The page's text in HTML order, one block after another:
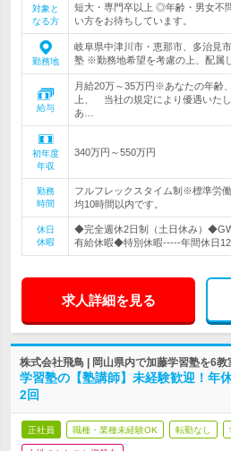
対象と
なる方
短大・専門卒以上 ◎年齢・男女不
い方をお待ちしています。
勤務地
岐阜県中津川市・恵那市、多治見
塾 ※勤務地希望を考慮の上、配属
給与
月給20万～35万円※あなたの年齢
上、 当社の規定により優遇いた
あ…
初年度
年収
340万円～550万円
勤務
時間
フルフレックスタイム制※標準労
均10時間以内です。
休日
休暇
◆完全週休2日制（土日休み）
有給休暇◆特別休暇-----年間休日
求人詳細を見る
株式会社飛鳥 | 岡山県内で加藤学習塾を6
学習塾の【塾講師】未経験歓迎！年
2回
正社員 職種・業種未経験OK 転勤なし